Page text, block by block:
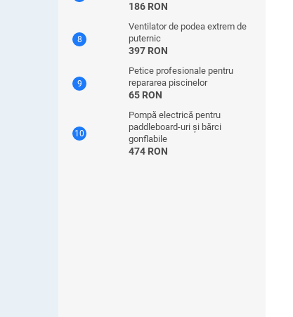
186 RON
Ventilator de podea extrem de
puternic
397 RON
Petice profesionale pentru
repararea piscinelor
65 RON
Pompă electrică pentru
paddleboard-uri și bărci
gonflabile
474 RON